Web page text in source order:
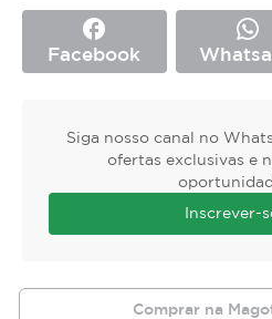
facebook
Facebook
Siga nosso canal no
ofertas exclusivas e
Inscrever-
Comprar na